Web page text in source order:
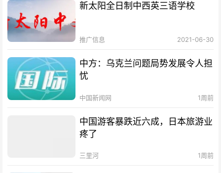
新太阳全日制中西英三语学校
推广信息 2021-06-30
中方：乌克兰问题局势发展令人担
忧
中国新闻网 1周前
中国游客暴跌近六成，日本旅游业
疼了
三里河 1周前